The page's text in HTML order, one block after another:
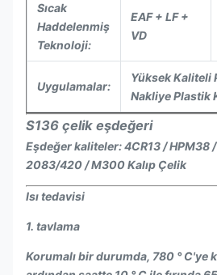
Sıcak
Haddelenmiş
Teknoloji:
EAF + LF +
VD
Uygulamalar:
Yüksek Kaliteli
Nakliye Plastik
S136 çelik eşdeğeri
Eşdeğer kaliteler: 4CR13 / HPM38
2083/420 / M300 Kalıp Çelik
Isı tedavisi
1. tavlama
Korumalı bir durumda, 780 ° C'ye